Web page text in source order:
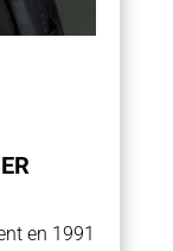
en 1991